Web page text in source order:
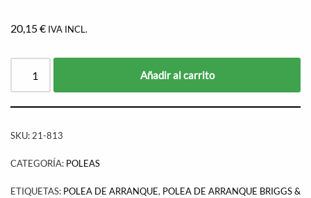
20,15€ IVA INCL.
Añadir al carrito
SKU: 21-813
CATEGORÍA: POLEAS
ETIQUETAS: POLEA DE ARRANQUE, POLEA DE ARRANQUE BRIGGS &